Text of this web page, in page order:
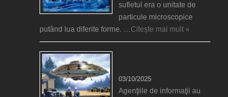
sufletul era o unitate de
particule microscopice
putând lua diferite forme. …Citește mai mult »
03/10/2025
Agenţiile de informaţii au